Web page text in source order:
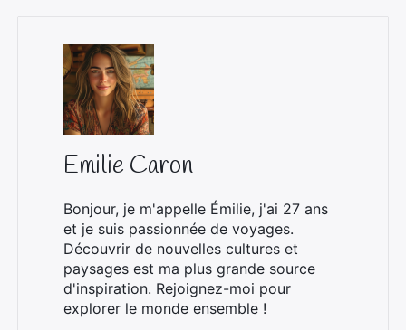
Emilie Caron
Bonjour, je m'appelle Émilie, j'ai 27 ans
et je suis passionnée de voyages.
Découvrir de nouvelles cultures et
paysages est ma plus grande source
d'inspiration. Rejoignez-moi pour
explorer le monde ensemble !